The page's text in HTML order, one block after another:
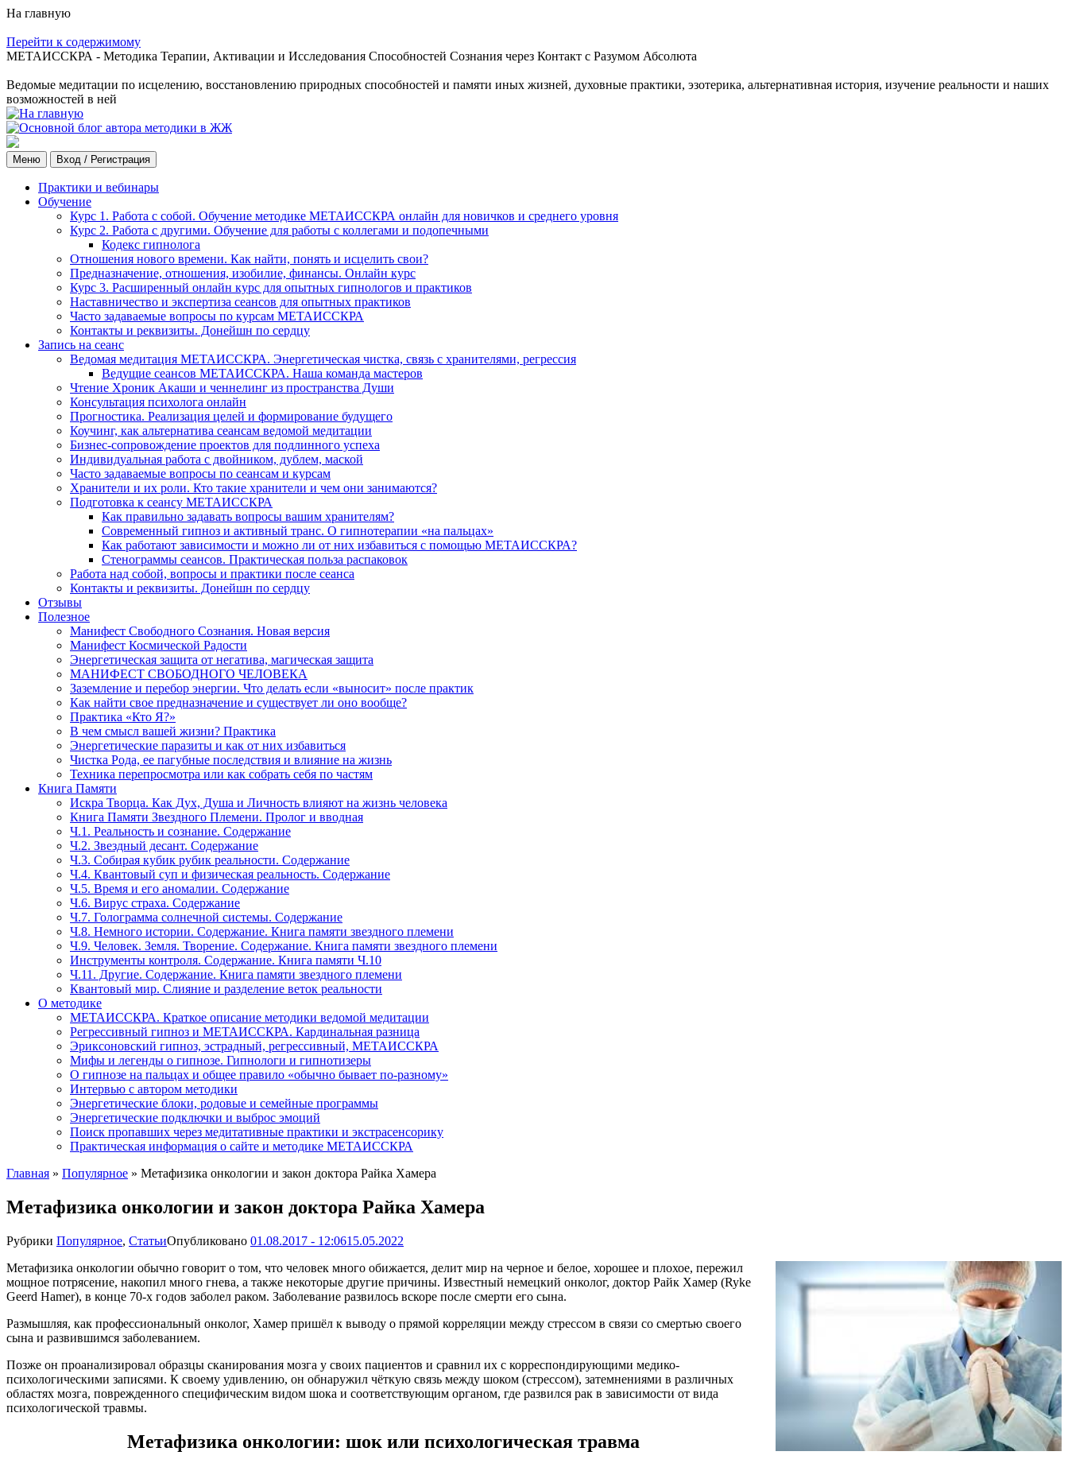
На главную
Перейти к содержимому
МЕТАИССКРА - Методика Терапии, Активации и Исследования Способностей Сознания через Контакт с Разумом Абсолюта
Ведомые медитации по исцелению, восстановлению природных способностей и памяти иных жизней, духовные практики, эзотерика, альтернативная история, изучение реальности и наших
возможностей в ней
Меню Вход / Регистрация
Практики и вебинары
Обучение
Курс 1. Работа с собой. Обучение методике МЕТАИССКРА онлайн для новичков и среднего уровня
Курс 2. Работа с другими. Обучение для работы с коллегами и подопечными
Кодекс гипнолога
Отношения нового времени. Как найти, понять и исцелить свои?
Предназначение, отношения, изобилие, финансы. Онлайн курс
Курс 3. Расширенный онлайн курс для опытных гипнологов и практиков
Наставничество и экспертиза сеансов для опытных практиков
Часто задаваемые вопросы по курсам МЕТАИССКРА
Контакты и реквизиты. Донейшн по сердцу
Запись на сеанс
Ведомая медитация МЕТАИССКРА. Энергетическая чистка, связь с хранителями, регрессия
Ведущие сеансов МЕТАИССКРА. Наша команда мастеров
Чтение Хроник Акаши и ченнелинг из пространства Души
Консультация психолога онлайн
Прогностика. Реализация целей и формирование будущего
Коучинг, как альтернатива сеансам ведомой медитации
Бизнес-сопровождение проектов для подлинного успеха
Индивидуальная работа с двойником, дублем, маской
Часто задаваемые вопросы по сеансам и курсам
Хранители и их роли. Кто такие хранители и чем они занимаются?
Подготовка к сеансу МЕТАИССКРА
Как правильно задавать вопросы вашим хранителям?
Современный гипноз и активный транс. О гипнотерапии «на пальцах»
Как работают зависимости и можно ли от них избавиться с помощью МЕТАИССКРА?
Стенограммы сеансов. Практическая польза распаковок
Работа над собой, вопросы и практики после сеанса
Контакты и реквизиты. Донейшн по сердцу
Отзывы
Полезное
Манифест Свободного Сознания. Новая версия
Манифест Космической Радости
Энергетическая защита от негатива, магическая защита
МАНИФЕСТ СВОБОДНОГО ЧЕЛОВЕКА
Заземление и перебор энергии. Что делать если «выносит» после практик
Как найти свое предназначение и существует ли оно вообще?
Практика «Кто Я?»
В чем смысл вашей жизни? Практика
Энергетические паразиты и как от них избавиться
Чистка Рода, ее пагубные последствия и влияние на жизнь
Техника перепросмотра или как собрать себя по частям
Книга Памяти
Искра Творца. Как Дух, Душа и Личность влияют на жизнь человека
Книга Памяти Звездного Племени. Пролог и вводная
Ч.1. Реальность и сознание. Содержание
Ч.2. Звездный десант. Содержание
Ч.3. Собирая кубик рубик реальности. Содержание
Ч.4. Квантовый суп и физическая реальность. Содержание
Ч.5. Время и его аномалии. Содержание
Ч.6. Вирус страха. Содержание
Ч.7. Голограмма солнечной системы. Содержание
Ч.8. Немного истории. Содержание. Книга памяти звездного племени
Ч.9. Человек. Земля. Творение. Содержание. Книга памяти звездного племени
Инструменты контроля. Содержание. Книга памяти Ч.10
Ч.11. Другие. Содержание. Книга памяти звездного племени
Квантовый мир. Слияние и разделение веток реальности
О методике
МЕТАИССКРА. Краткое описание методики ведомой медитации
Регрессивный гипноз и МЕТАИССКРА. Кардинальная разница
Эриксоновский гипноз, эстрадный, регрессивный, МЕТАИССКРА
Мифы и легенды о гипнозе. Гипнологи и гипнотизеры
О гипнозе на пальцах и общее правило «обычно бывает по-разному»
Интервью с автором методики
Энергетические блоки, родовые и семейные программы
Энергетические подключки и выброс эмоций
Поиск пропавших через медитативные практики и экстрасенсорику
Практическая информация о сайте и методике МЕТАИССКРА
Главная » Популярное » Метафизика онкологии и закон доктора Райка Хамера
Метафизика онкологии и закон доктора Райка Хамера
Рубрики Популярное, СтатьиОпубликовано 01.08.2017 - 12:0615.05.2022
Метафизика онкологии обычно говорит о том, что человек много обижается, делит мир на черное и белое, хорошее и плохое, пережил
мощное потрясение, накопил много гнева, а также некоторые другие причины. Известный немецкий онколог, доктор Райк Хамер (Ryke
Geerd Hamer), в конце 70-х годов заболел раком. Заболевание развилось вскоре после смерти его сына.
Размышляя, как профессиональный онколог, Хамер пришёл к выводу о прямой корреляции между стрессом в связи со смертью своего
сына и развившимся заболеванием.
Позже он проанализировал образцы сканирования мозга у своих пациентов и сравнил их с корреспондирующими медико-
психологическими записями. К своему удивлению, он обнаружил чёткую связь между шоком (стрессом), затемнениями в различных
областях мозга, поврежденного специфическим видом шока и соответствующим органом, где развился рак в зависимости от вида
психологической травмы.
Метафизика онкологии: шок или психологическая травма